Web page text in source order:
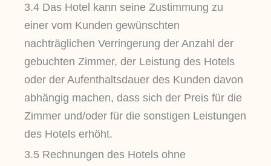
3.4 Das Hotel kann seine Zustimmung zu
einer vom Kunden gewünschten
nachträglichen Verringerung der Anzahl der
gebuchten Zimmer, der Leistung des Hotels
oder der Aufenthaltsdauer des Kunden davon
abhängig machen, dass sich der Preis für die
Zimmer und/oder für die sonstigen Leistungen
des Hotels erhöht.
3.5 Rechnungen des Hotels ohne